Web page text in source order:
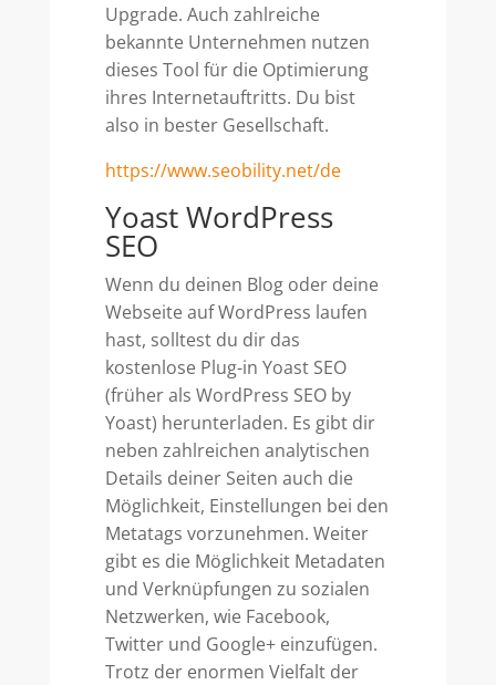
Upgrade. Auch zahlreiche
bekannte Unternehmen nutzen
dieses Tool für die Optimierung
ihres Internetauftritts. Du bist
also in bester Gesellschaft.
https://www.seobility.net/de
Yoast WordPress
SEO
Wenn du deinen Blog oder deine
Webseite auf WordPress laufen
hast, solltest du dir das
kostenlose Plug-in Yoast SEO
(früher als WordPress SEO by
Yoast) herunterladen. Es gibt dir
neben zahlreichen analytischen
Details deiner Seiten auch die
Möglichkeit, Einstellungen bei den
Metatags vorzunehmen. Weiter
gibt es die Möglichkeit Metadaten
und Verknüpfungen zu sozialen
Netzwerken, wie Facebook,
Twitter und Google+ einzufügen.
Trotz der enormen Vielfalt der